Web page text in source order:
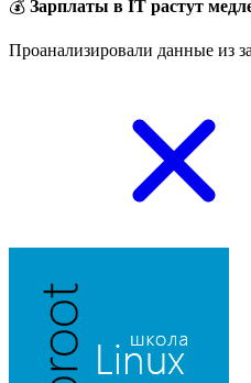
💰 Зарплаты в IT растут
Проанализировали данные из